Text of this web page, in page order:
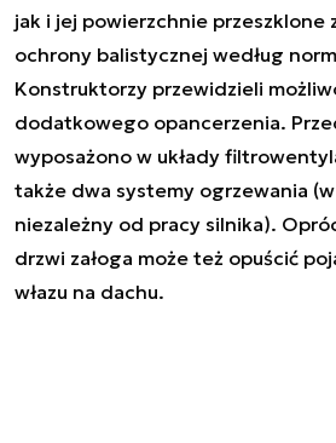
jak i jej powierzchnie przeszklone
ochrony balistycznej według
Konstruktorzy przewidzieli
dodatkowego opancerzenia.
wyposażono w układy
także dwa systemy ogrzewania
niezależny od pracy silnika).
drzwi załoga może też opuścić
włazu na dachu.